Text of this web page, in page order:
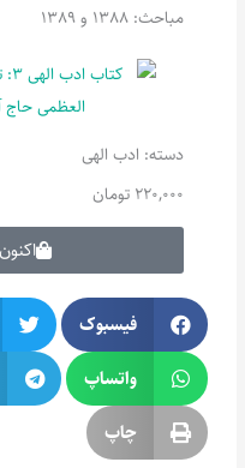
مباحث: 1388 و 1389
دسته: ادب الهی
220,000 تومان
فیسبوک
واتساپ
چاپ